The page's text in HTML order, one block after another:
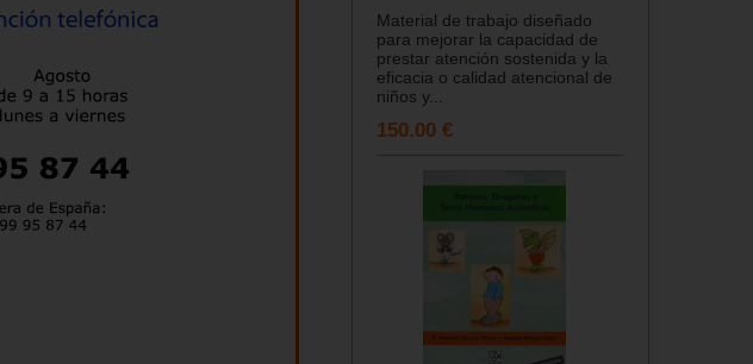
Material de trabajo diseñado
para mejorar la capacidad de
prestar atención sostenida y la
eficacia o calidad atencional de
niños y...
150.00 €